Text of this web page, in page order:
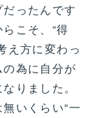
ったんです
こそ、“得
え方に変わっ
為に自分が
りました。
いくらい“一